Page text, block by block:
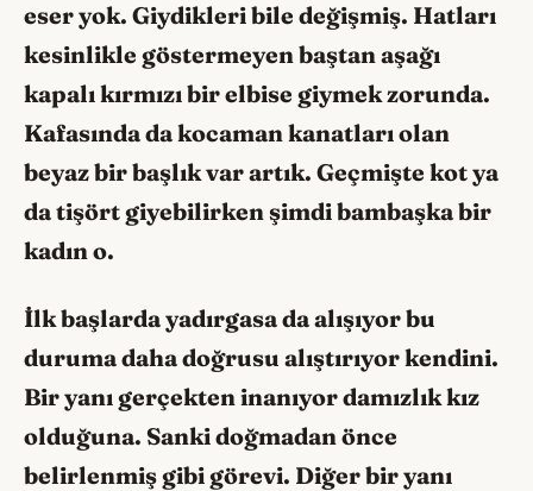
eser yok. Giydikleri bile değişmiş. Hatları
kesinlikle göstermeyen baştan aşağı
kapalı kırmızı bir elbise giymek zorunda.
Kafasında da kocaman kanatları olan
beyaz bir başlık var artık. Geçmişte kot ya
da tişört giyebilirken şimdi bambaşka bir
kadın o.
İlk başlarda yadırgasa da alışıyor bu
duruma daha doğrusu alıştırıyor kendini.
Bir yanı gerçekten inanıyor damızlık kız
olduğuna. Sanki doğmadan önce
belirlenmiş gibi görevi. Diğer bir yanı